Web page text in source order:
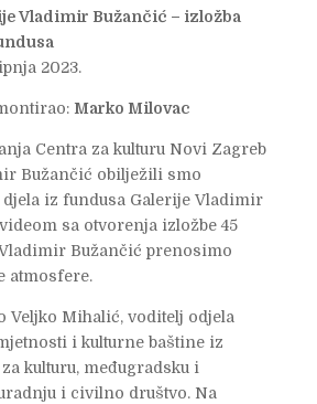
Vladimir Bužančić – izložba
2023.
Marko Milovac
Centra za kulturu Novi Zagreb
Bužančić obilježili smo
iz fundusa Galerije Vladimir
sa otvorenja izložbe 45
Bužančić prenosimo
atmosfere.
Veljko Mihalić, voditelj odjela
i kulturne baštine iz
kulturu, međugradsku i
i civilno društvo. Na